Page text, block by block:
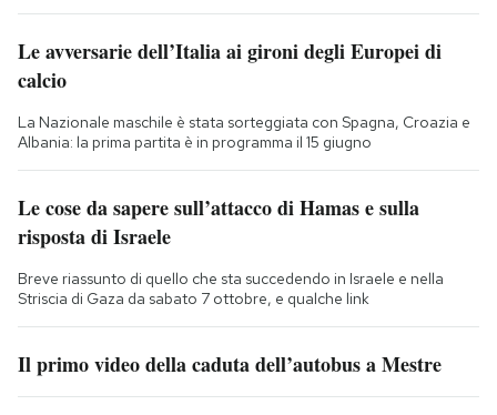
Le avversarie dell’Italia ai gironi degli Europei di
calcio
La Nazionale maschile è stata sorteggiata con Spagna, Croazia e
Albania: la prima partita è in programma il 15 giugno
Le cose da sapere sull’attacco di Hamas e sulla
risposta di Israele
Breve riassunto di quello che sta succedendo in Israele e nella
Striscia di Gaza da sabato 7 ottobre, e qualche link
Il primo video della caduta dell’autobus a Mestre